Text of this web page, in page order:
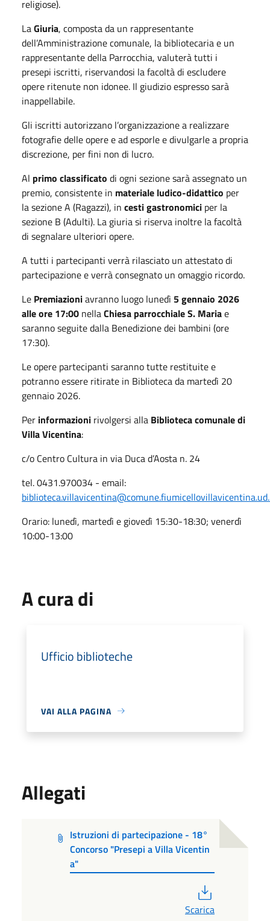
religiose).
LaGiuria, composta da un rappresentante
dell’Amministrazione comunale, la bibliotecaria e un
rappresentante della Parrocchia, valuterà tutti i
presepi iscritti, riservandosi la facoltà di escludere
opere ritenute non idonee. Il giudizio espresso sarà
inappellabile.
Gli iscritti autorizzano l’organizzazione a realizzare
fotografie delle opere e ad esporle e divulgarle a propria
discrezione, per fini non di lucro.
Al primo classificato di ogni sezione sarà assegnato un
premio, consistente in materiale ludico-didattico per
la sezione A (Ragazzi), in cesti gastronomici per la
sezione B (Adulti). La giuria si riserva inoltre la facoltà
di segnalare ulteriori opere.
A tutti i partecipanti verrà rilasciato un attestato di
partecipazione e verrà consegnato un omaggio ricordo.
Le Premiazioniavranno luogo lunedì 5 gennaio 2026
alle ore 17:00 nellaChiesa parrocchiale S. Mariae
saranno seguite dalla Benedizione dei bambini (ore
17:30).
Le opere partecipanti saranno tutte restituite e
potranno essere ritirate in Biblioteca da martedì 20
gennaio 2026.
Per informazioni rivolgersi alla Biblioteca comunale di
Villa Vicentina:
c/o Centro Cultura in via Duca d’Aosta n. 24
tel. 0431.970034 - email:
Orario: lunedì, martedì e giovedì 15:30-18:30; venerdì
10:00-13:00
A cura di
Ufficio biblioteche
VAI ALLA PAGINA
Allegati
Istruzioni di partecipazione - 18°
Concorso "Presepi a Villa Vicentin
a"
Scarica